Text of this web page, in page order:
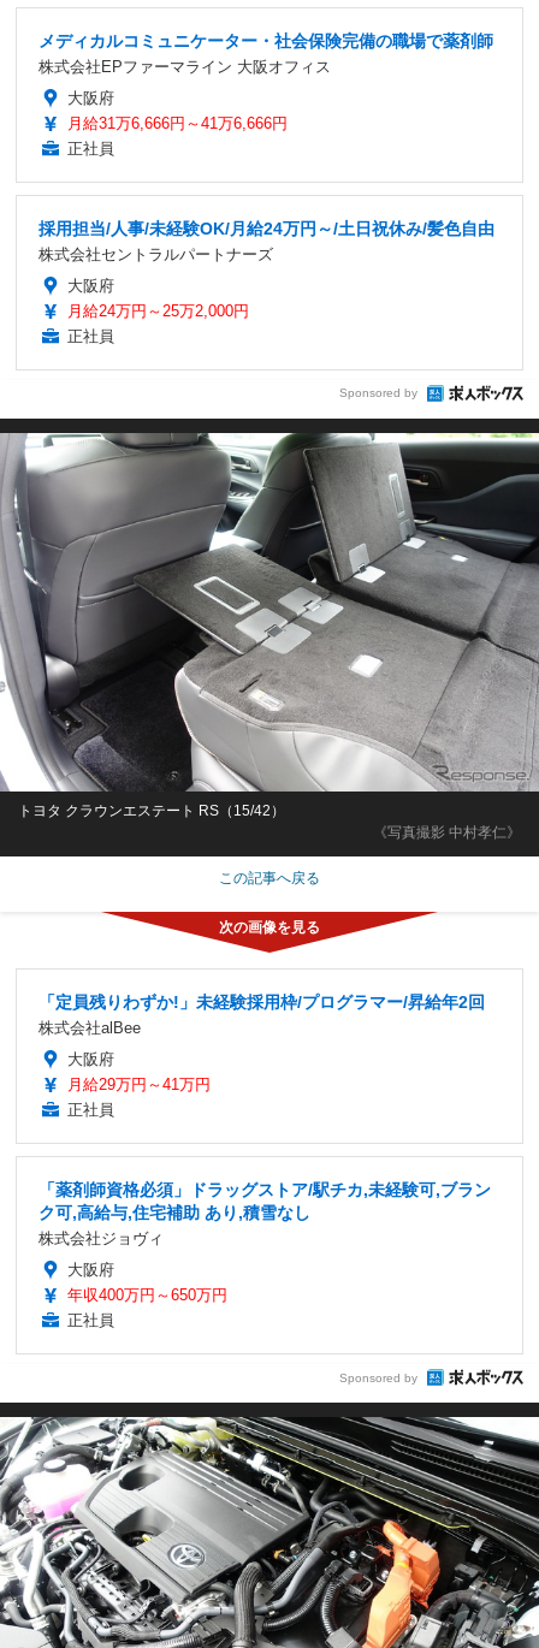
メディカルコミュニケーター・社会保険完備の職場で薬剤師
株式会社EPファーマライン 大阪オフィス
大阪府
月給31万6,666円～41万6,666円
正社員
採用担当/人事/未経験OK/月給24万円～/土日祝休み/髪色自由
株式会社セントラルパートナーズ
大阪府
月給24万円～25万2,000円
正社員
Sponsored by
《写真撮影 中村孝仁》
トヨタ クラウンエステート RS（15/42）
この記事へ戻る
「定員残りわずか!」未経験採用枠/プログラマー/昇給年2回
株式会社alBee
大阪府
月給29万円～41万円
正社員
「薬剤師資格必須」ドラッグストア/駅チカ,未経験可,ブラン
ク可,高給与,住宅補助 あり,積雪なし
株式会社ジョヴィ
大阪府
年収400万円～650万円
正社員
Sponsored by